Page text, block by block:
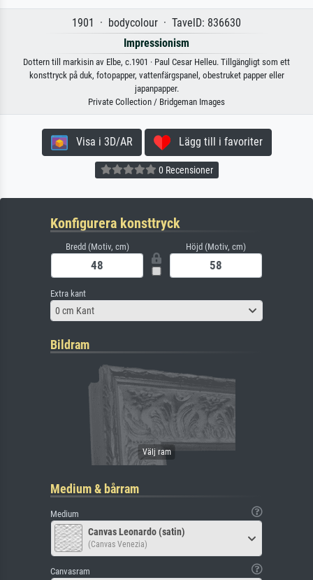
1901 · bodycolour · TavelD: 836630
Impressionism
Dottern till markisin av Elbe, c.1901 · Paul Cesar Helleu. Tillgängligt som ett
konsttryck på duk, fotopapper, vattenfärgspanel, obestruket papper eller
japanpapper.
Private Collection / Bridgeman Images
Visa i 3D/AR Lägg till i favoriter
0 Recensioner
Konfigurera konsttryck
Bredd (Motiv, cm) Höjd (Motiv, cm)
Extra kant
0 cm Kant
Bildram
Medium & bårram
Medium
Canvas Leonardo (satin)
(Canvas Venezia)
Canvasram